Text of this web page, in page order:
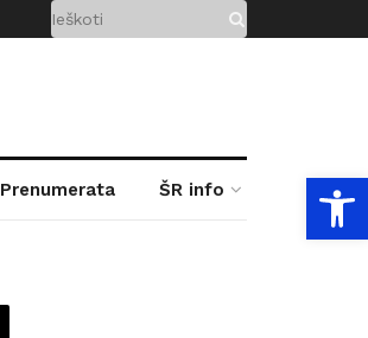
Prenumerata ŠR info